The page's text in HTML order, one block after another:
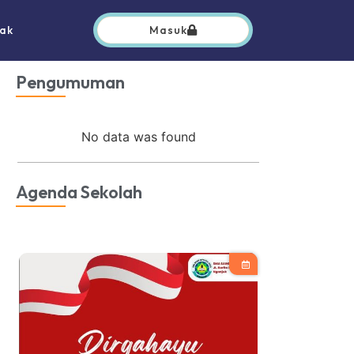
Masuk
Pengumuman
No data was found
Agenda Sekolah